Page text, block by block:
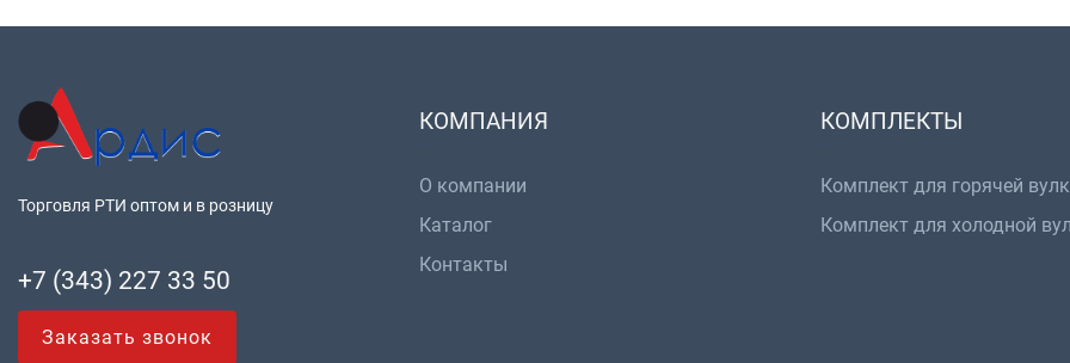
Торговля РТИ оптом и в розницу
+7 (343) 227 33 50
Заказать звонок
КОМПАНИЯ
О компании
Каталог
Контакты
КОМПЛЕКТЫ
Комплект для горячей
Комплект для холодной